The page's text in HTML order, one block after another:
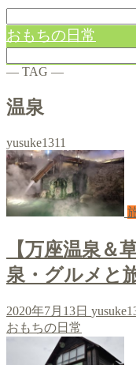
おもちの日常
― TAG ―
温泉
yusuke1311
【万座温泉＆
泉・グルメと
2020年7月13日
おもちの日常